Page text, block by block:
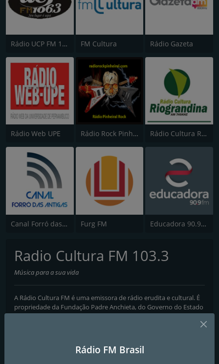
Rádio UCP FM 106.3 FM Cultura Rádio Gazeta
Rádio Web UPE Rádio Rock Pinheiral Rádio Cultura Riograndina
Canal Forró das Antigas Furg FM Educadora 90.9 FM
Radio Cultura FM 103.3
Música para a sua vida
A Rádio Cultura FM é uma emissora de rádio erudita e cultural. É
propriedade da Fundação Padre Anchieta, do Governo do Estado
de São Paulo. Sua programação é inteiramente musical, tocando
garantir sempre uma qualidade de excelência. Além de playlists,
transmite também concertos ao vivo e teatro de ópera.
Rádio FM Brasil